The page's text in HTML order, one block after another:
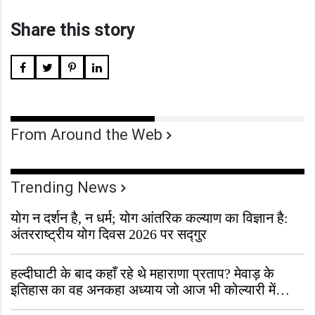
Share this story
From Around the Web
Trending News
योग न दर्शन है, न धर्म; योग आंतरिक कल्याण का विज्ञान है:
अंतरराष्ट्रीय योग दिवस 2026 पर सद्गुर
हल्दीघाटी के बाद कहाँ रहे थे महाराणा प्रताप? मेवाड़ के
इतिहास का वह अनकहा अध्याय जो आज भी कोल्यारी में
जीवित है